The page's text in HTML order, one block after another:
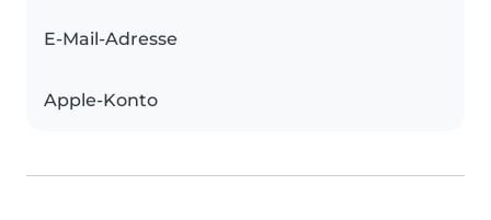
E-Mail-Adresse
Apple-Konto